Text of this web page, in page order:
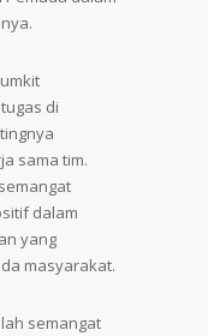
di
sama tim.
dalam
yang
masyarakat.
semangat